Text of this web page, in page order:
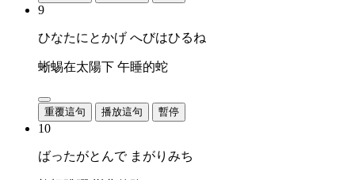
9
ひなたにとかげ へびはひるね
蜥蜴在太陽下 午睡的蛇
重覆這句 播放這句 暫停
10
ばったがとんで まがりみち